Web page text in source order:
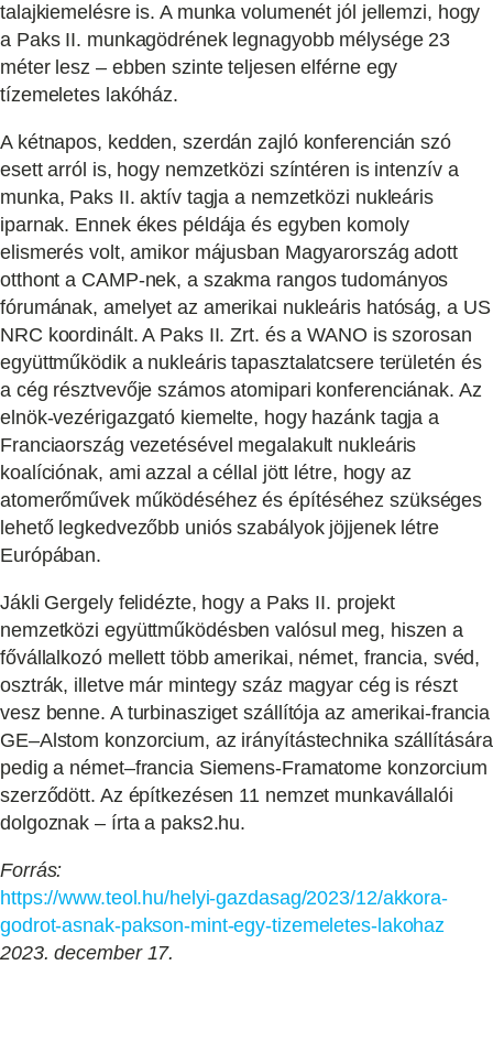
talajkiemelésre is. A munka volumenét jól jellemzi, hogy
a Paks II. munkagödrének legnagyobb mélysége 23
méter lesz – ebben szinte teljesen elférne egy
tízemeletes lakóház.
A kétnapos, kedden, szerdán zajló konferencián szó
esett arról is, hogy nemzetközi színtéren is intenzív a
munka, Paks II. aktív tagja a nemzetközi nukleáris
iparnak. Ennek ékes példája és egyben komoly
elismerés volt, amikor májusban Magyarország adott
otthont a CAMP-nek, a szakma rangos tudományos
fórumának, amelyet az amerikai nukleáris hatóság, a US
NRC koordinált. A Paks II. Zrt. és a WANO is szorosan
együttműködik a nukleáris tapasztalatcsere területén és
a cég résztvevője számos atomipari konferenciának. Az
elnök-vezérigazgató kiemelte, hogy hazánk tagja a
Franciaország vezetésével megalakult nukleáris
koalíciónak, ami azzal a céllal jött létre, hogy az
atomerőművek működéséhez és építéséhez szükséges
lehető legkedvezőbb uniós szabályok jöjjenek létre
Európában.
Jákli Gergely felidézte, hogy a Paks II. projekt
nemzetközi együttműködésben valósul meg, hiszen a
fővállalkozó mellett több amerikai, német, francia, svéd,
osztrák, illetve már mintegy száz magyar cég is részt
vesz benne. A turbinasziget szállítója az amerikai-francia
GE–Alstom konzorcium, az irányítástechnika szállítására
pedig a német–francia Siemens-Framatome konzorcium
szerződött. Az építkezésen 11 nemzet munkavállalói
dolgoznak – írta a paks2.hu.
Forrás:
https://www.teol.hu/helyi-gazdasag/2023/12/akkora-
godrot-asnak-pakson-mint-egy-tizemeletes-lakohaz
2023. december 17.